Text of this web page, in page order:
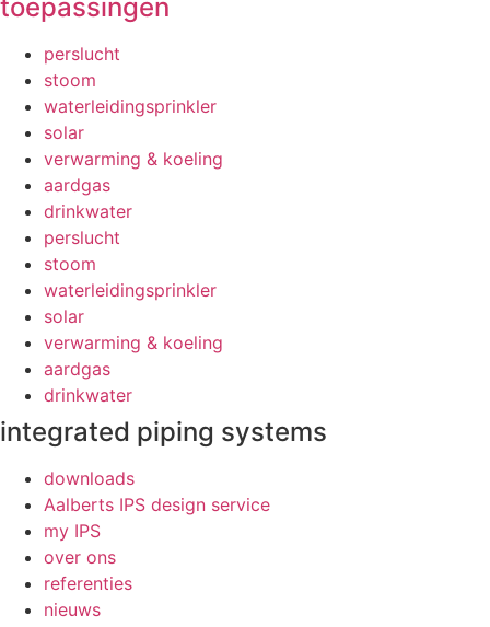
toepassingen
perslucht
stoom
waterleidingsprinkler
solar
verwarming & koeling
aardgas
drinkwater
perslucht
stoom
waterleidingsprinkler
solar
verwarming & koeling
aardgas
drinkwater
integrated piping systems
downloads
Aalberts IPS design service
my IPS
over ons
referenties
nieuws